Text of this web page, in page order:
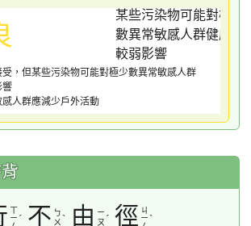
，但某些污染物可能對極少數異常敏感人群
響
人群應減少戶外活動
ㄒ
ㄧ ˊ 不 ㄅ
ㄨ ˋ 由 ㄧ
ㄡ ˊ 徑 ㄐ
ㄧ ˋ